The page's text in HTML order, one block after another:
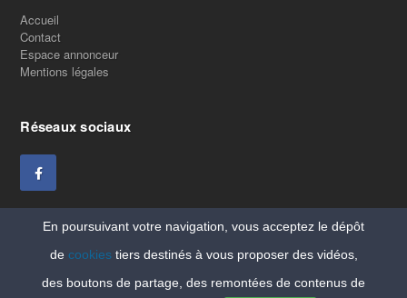
Accueil
Contact
Espace annonceur
Mentions légales
Réseaux sociaux
Copyright Vitaleforme
En poursuivant votre navigation, vous acceptez le dépôt
de cookiestiers destinés à vous proposer des vidéos,
des boutons de partage, des remontées de contenus de